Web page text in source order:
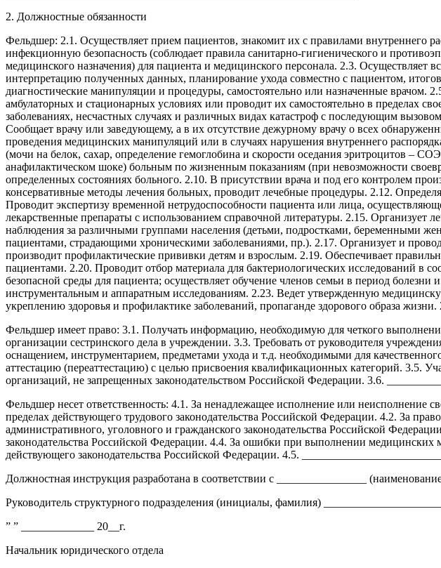
2. Должностные обязанности
Фельдшер: 2.1. Осуществляет прием пациентов, знакомит их с правилами внутреннего
инфекционную безопасность (соблюдает правила санитарно-гигиенического и
медицинского назначения) для пациента и медицинского персонала. 2.3. Осуществляет
интерпретацию полученных данных, планирование ухода совместно с пациентом,
диагностические манипуляции и процедуры, самостоятельно или назначенные
амбулаторных и стационарных условиях или проводит их самостоятельно в пределах
заболеваниях, несчастных случаях и различных видах катастроф с последующим
Сообщает врачу или заведующему, а в их отсутствие дежурному врачу о всех
проведения медицинских манипуляций или в случаях нарушения внутреннего
(мочи на белок, сахар, определение гемоглобина и скорости оседания эритроцитов –
анафилактическом шоке) больным по жизненным показаниям (при невозможности
определенных состояниях больного. 2.10. В присутствии врача и под его контролем
консервативные методы лечения больных, проводит лечебные процедуры. 2.12.
Проводит экспертизу временной нетрудоспособности пациента или лица,
лекарственные препараты с использованием справочной литературы. 2.15.
наблюдения за различными группами населения (детьми, подростками, беременными
пациентами, страдающими хроническими заболеваниями, пр.). 2.17. Организует и
производит профилактические прививки детям и взрослым. 2.19. Обеспечивает
пациентами. 2.20. Проводит отбор материала для бактериологических исследований в
безопасной среды для пациента; осуществляет обучение членов семьи в период
инструментальным и аппаратным исследованиям. 2.23. Ведет утвержденную
укреплению здоровья и профилактике заболеваний, пропаганде здорового образа
Фельдшер имеет право: 3.1. Получать информацию, необходимую для четкого
организации сестринского дела в учреждении. 3.3. Требовать от руководителя
оснащением, инструментарием, предметами ухода и т.д. необходимыми для
аттестацию (переаттестацию) с целью присвоения квалификационных категорий. 3.5.
организаций, не запрещенных законодательством Российской Федерации. 3.6.
Фельдшер несет ответственность: 4.1. За ненадлежащее исполнение или
пределах действующего трудового законодательства Российской Федерации. 4.2. За
административного, уголовного и гражданского законодательства Российской
законодательства Российской Федерации. 4.4. За ошибки при выполнении
действующего законодательства Российской Федерации. 4.5.
Должностная инструкция разработана в соответствии с ________________
Руководитель структурного подразделения (инициалы, фамилия)
” ” _____________ 20__г.
Начальник юридического отдела